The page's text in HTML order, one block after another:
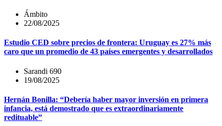
Ámbito
22/08/2025
Estudio CED sobre precios de frontera: Uruguay es 27% más
caro que un promedio de 43 países emergentes y desarrollados
Sarandi 690
19/08/2025
Hernán Bonilla: “Debería haber mayor inversión en primera
infancia, está demostrado que es extraordinariamente
redituable”